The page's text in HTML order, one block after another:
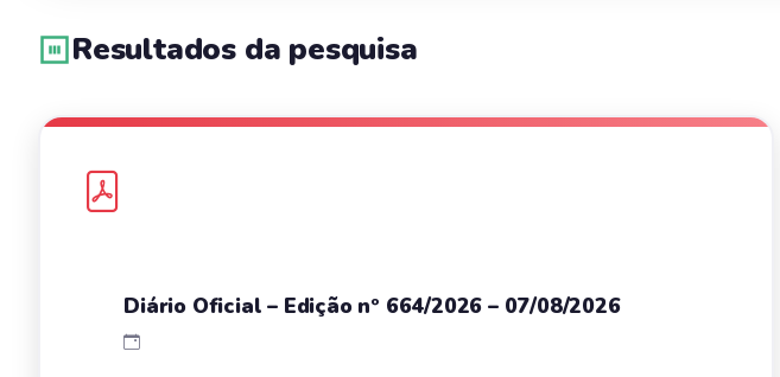
Resultados da pesquisa
Diário Oficial – Edição nº 664/2026 – 07/08/2026